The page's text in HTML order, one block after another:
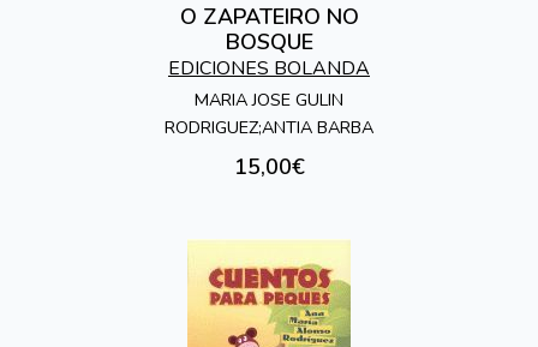
O ZAPATEIRO NO
BOSQUE
EDICIONES BOLANDA
MARIA JOSE GULIN
RODRIGUEZ;ANTIA BARBA
15,00€